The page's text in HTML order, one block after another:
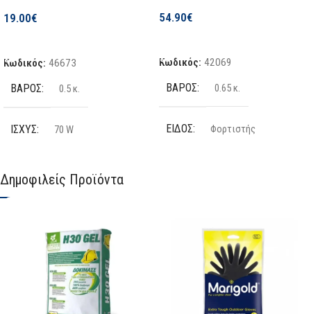
19.00€
Κωδικός: 46673
ΒΆΡΟΣ 0.5 κ.
ΙΣΧΎΣ 70 W
ΤΆΣΗ ΕΞΌΔΟΥ 20 V
ΟΝΟΜΑΣΤΙΚΉ ΤΆΣΗ
50 Hz
54.90€
Κωδικός: 42069
ΒΆΡΟΣ 0.65 κ.
ΕΊΔΟΣ Φορτιστής
ΚΑΤΑΣΚΕΥΑΣΤΉΣ
ΤΆΣΗ ΜΠΑΤΑΡΊΑΣ (V)
Δημοφιλείς Προϊόντα